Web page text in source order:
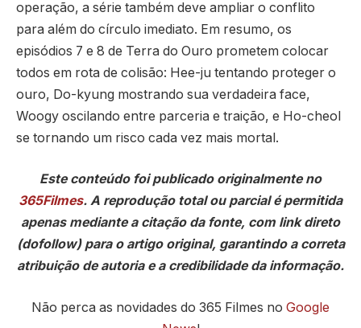
operação, a série também deve ampliar o conflito
para além do círculo imediato. Em resumo, os
episódios 7 e 8 de Terra do Ouro prometem colocar
todos em rota de colisão: Hee-ju tentando proteger o
ouro, Do-kyung mostrando sua verdadeira face,
Woogy oscilando entre parceria e traição, e Ho-cheol
se tornando um risco cada vez mais mortal.
Este conteúdo foi publicado originalmente no
365Filmes. A reprodução total ou parcial é permitida
apenas mediante a citação da fonte, com link direto
(dofollow) para o artigo original, garantindo a correta
atribuição de autoria e a credibilidade da informação.
Não perca as novidades do 365 Filmes no Google